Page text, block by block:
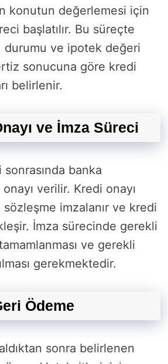
konutun değerlemesi için
başlatılır. Bu süreçte
ve ipotek değeri
sonucuna göre kredi
belirlenir.
ve İmza Süreci
banka
verilir. Kredi onayı
sözleşme imzalanır ve kredi
İmza sürecinde gerekli
ve gerekli
gerekmektedir.
Ödeme
sonra belirlenen